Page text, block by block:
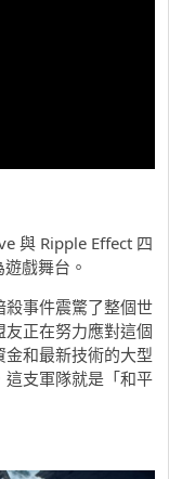
與 Ripple Effect 四
戲舞台。
事件震驚了整個世
正在努力應對這個
和最新技術的大型
這支軍隊就是「和平